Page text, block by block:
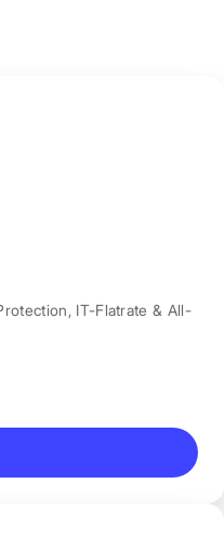
, IT-Flatrate & All-